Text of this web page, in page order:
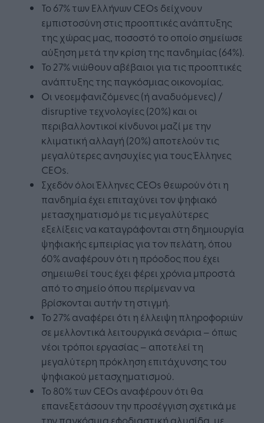
Το 67% των Ελλήνων CEOs δείχνουν
εμπιστοσύνη στις προοπτικές ανάπτυξης
της χώρας μας, ποσοστό το οποίο σημείωσε
αύξηση μετά την κρίση της πανδημίας (64%).
Το 27% νιώθουν αβέβαιοι για τις προοπτικές
ανάπτυξης της παγκόσμιας οικονομίας.
Οι νεοεμφανιζόμενες (ή αναδυόμενες) /
disruptive τεχνολογίες (20%) και οι
περιβαλλοντικοί κίνδυνοι μαζί με την
κλιματική αλλαγή (20%) αποτελούν τις
μεγαλύτερες ανησυχίες για τους Έλληνες
CEOs.
Σχεδόν όλοι Έλληνες CEOs θεωρούν ότι η
πανδημία έχει επιταχύνει τον ψηφιακό
μετασχηματισμό με τις μεγαλύτερες
εξελίξεις να καταγράφονται στη δημιουργία
ψηφιακής εμπειρίας για τον πελάτη, όπου
60% αναφέρουν ότι η πρόοδος που έχει
σημειωθεί τους έχει φέρει χρόνια μπροστά
από το σημείο όπου περίμεναν να
βρίσκονται αυτήν τη στιγμή.
Το 27% αναφέρει ότι η έλλειψη πληροφοριών
σε μελλοντικά λειτουργικά σενάρια – όπως
νέοι τρόποι εργασίας – αποτελεί τη
μεγαλύτερη πρόκληση επιτάχυνσης του
ψηφιακού μετασχηματισμού.
Το 80% των CEOs αναφέρουν ότι θα
επανεξετάσουν την προσέγγιση σχετικά με
την παγκόσμια εφοδιαστική αλυσίδα, με